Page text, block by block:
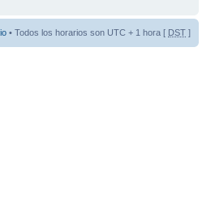
• Todos los horarios son UTC + 1 hora [ DST ]